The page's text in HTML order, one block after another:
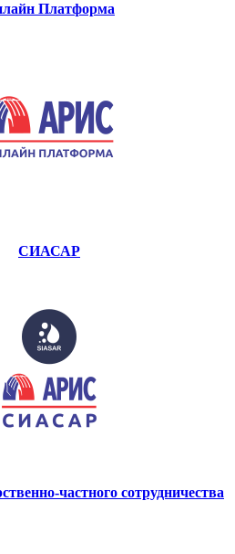
Платформа
СИАСАР
частного сотрудничества